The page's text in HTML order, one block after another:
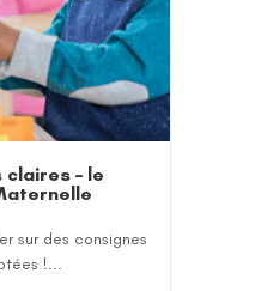
claires – le
sur des consignes
!...